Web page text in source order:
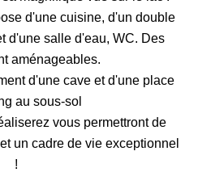
d'une cuisine, d'un double
d'une salle d'eau, WC. Des
aménageables.
d'une cave et d'une place
au sous-sol
vous permettront de
un cadre de vie exceptionnel
!